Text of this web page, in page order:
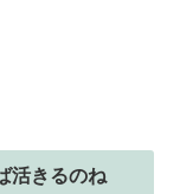
活きるのね